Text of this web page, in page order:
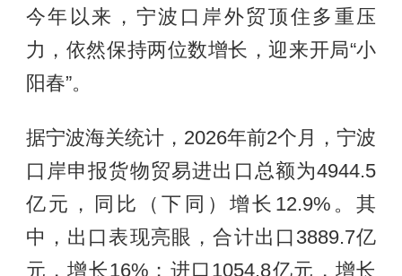
今年以来，宁波口岸外贸顶住多重压
力，依然保持两位数增长，迎来开局“小
阳春”。
据宁波海关统计，2026年前2个月，宁波
口岸申报货物贸易进出口总额为4944.5
亿元，同比（下同）增长12.9%。其
中，出口表现亮眼，合计出口3889.7亿
元，增长16%；进口1054.8亿元，增长